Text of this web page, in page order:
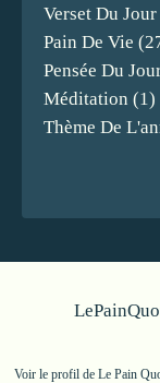
Verset Du Jour
Pain De Vie
Pensée Du
Méditation (1)
Thème De
Voir le profil de Le Pain